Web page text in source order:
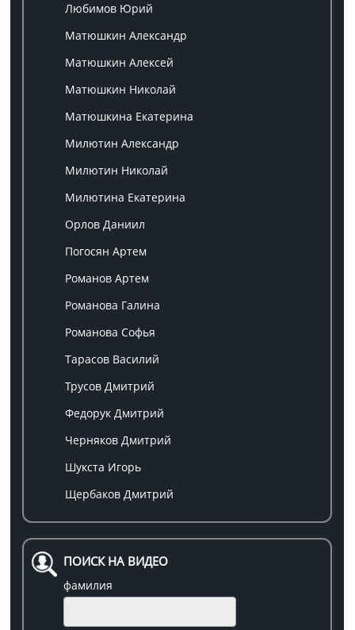
Любимов Юрий
Матюшкин Александр
Матюшкин Алексей
Матюшкин Николай
Матюшкина Екатерина
Милютин Александр
Милютин Николай
Милютина Екатерина
Орлов Даниил
Погосян Артем
Романов Артем
Романова Галина
Романова Софья
Тарасов Василий
Трусов Дмитрий
Федорук Дмитрий
Черняков Дмитрий
Шукста Игорь
Щербаков Дмитрий
ПОИСК НА ВИДЕО
фамилия